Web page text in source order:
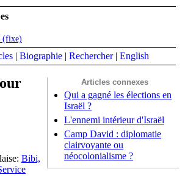
(fixe)
| Biographie | Rechercher| English
Articles connexes
Qui a gagné les élections en
Israël ?
L'ennemi intérieur d'Israël
Camp David : diplomatie
clairvoyante ou
néocolonialisme ?
Bibi,